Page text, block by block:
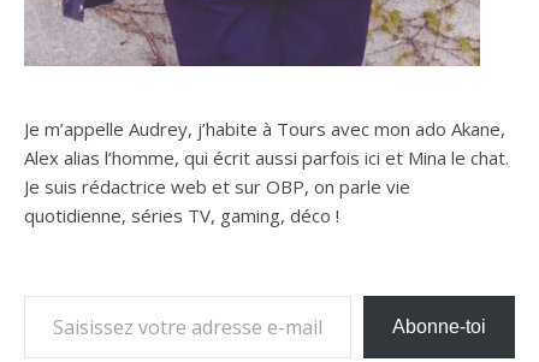
Je m’appelle Audrey, j’habite à Tours avec mon ado Akane,
Alex alias l’homme, qui écrit aussi parfois ici et Mina le chat.
Je suis rédactrice web et sur OBP, on parle vie
quotidienne, séries TV, gaming, déco !
Abonne-toi